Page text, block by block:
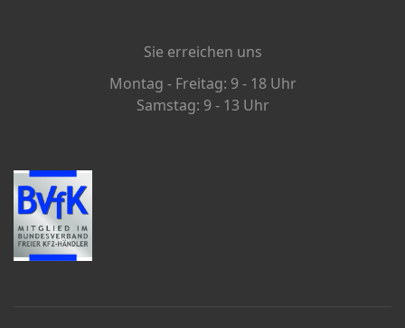
Sie erreichen uns
Montag - Freitag: 9 - 18 Uhr
Samstag: 9 - 13 Uhr